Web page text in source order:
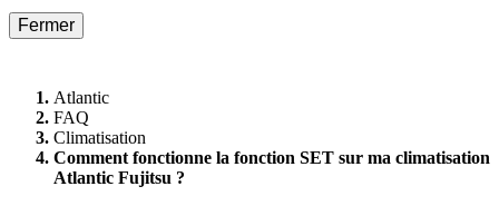
Fermer
Atlantic
FAQ
Climatisation
Comment fonctionne la fonction SET sur ma climatisation
Atlantic Fujitsu ?